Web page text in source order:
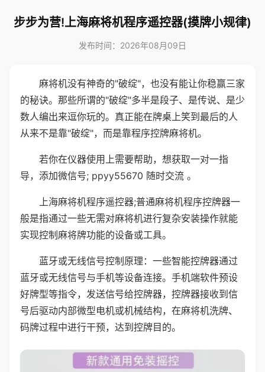
步步为营!上海麻将机程序遥控器(摸牌小规律)
发布时间：2026年08月09日
麻将机没有神奇的"破绽"，也没有能让你稳赢三家
的秘诀。那些所谓的"破绽"多半是段子、是传说、是少
数人编出来逗你玩的。真正能在牌桌上笑到最后的人
从来不是靠"破绽"，而是靠程序控牌麻将机。
若你在仪器使用上需要帮助，想获取一对一指
导，添加微信号; ppyy55670 随时交流 。
上海麻将机程序遥控器;普通麻将机程序控牌器一
般是指通过一些无需对麻将机进行复杂安装操作就能
实现控制麻将牌功能的设备或工具。
蓝牙或无线信号控制原理：一些智能控牌器通过
蓝牙或无线信号与手机等设备连接。手机端软件预设
好牌型等指令，发送信号给控牌器，控牌器接收到信
号后驱动内部微型电机或机械结构，在麻将机洗牌、
码牌过程中进行干预，达到控牌目的。